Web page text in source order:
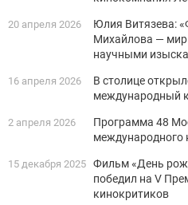
20 апреля 2026
Юлия Витязева:
Михайлова — мир
научными
16 апреля 2026
В столице
международный
2 апреля 2026
Программа 48
международного
15 декабря 2025 Фильм «День
победил на V
кинокритиков